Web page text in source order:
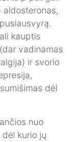
aldosteronas,
kauptis
vadinamas
ir svorio
dėl
nuo
kurio jų